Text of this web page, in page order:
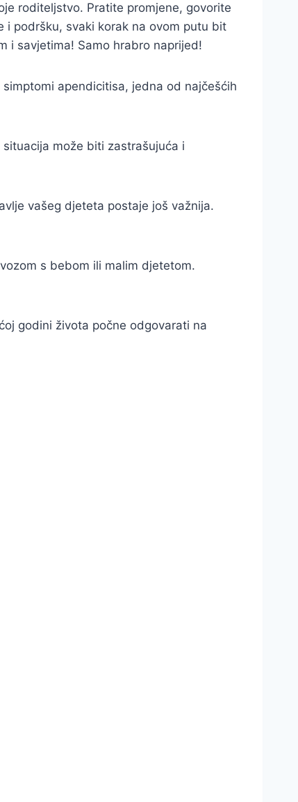
roditeljstvo. Pratite promjene, govorite
i podršku, svaki korak na ovom putu bit
i savjetima! Samo hrabro naprijed!
apendicitisa, jedna od najčešćih
može biti zastrašujuća i
vašeg djeteta postaje još važnija.
s bebom ili malim djetetom.
godini života počne odgovarati na